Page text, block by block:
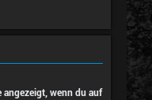
angezeigt, wenn du auf